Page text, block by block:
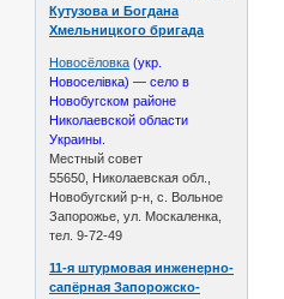
Кутузова и Богдана
Хмельницкого бригада
Новосёловка (укр.
Новоселівка) — село в
Новобугском районе
Николаевской области
Украины.
Местный совет
55650, Николаевская обл.,
Новобугский р-н, с. Вольное
Запорожье, ул. Москаленка,
тел. 9-72-49
11-я штурмовая инженерно-
сапёрная Запорожско-